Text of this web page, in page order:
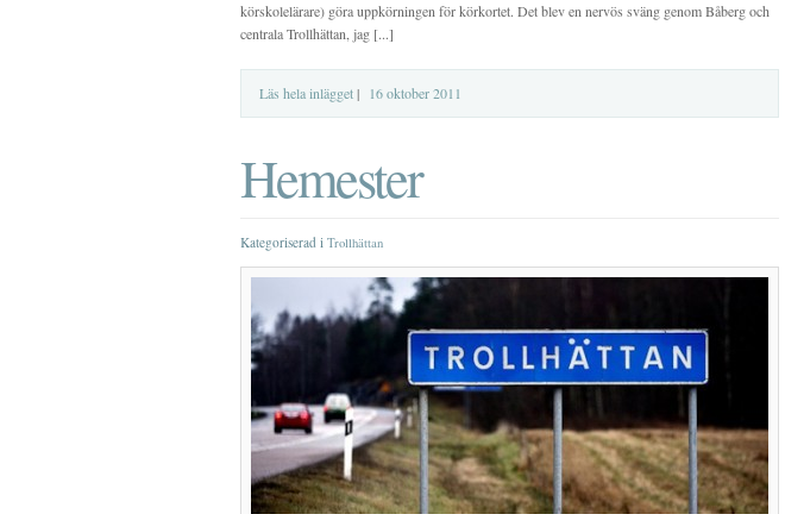
körskolelärare) göra uppkörningen för körkortet. Det blev en nervös sväng genom Båberg och
centrala Trollhättan, jag [...]
Läs hela inlägget| 16 oktober 2011
Hemester
Kategoriserad i Trollhättan